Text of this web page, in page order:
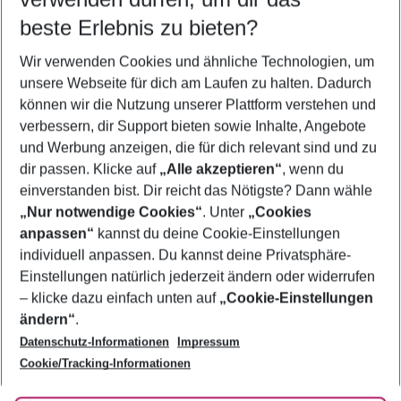
5-8 Nächte
2 Erwachsene Keine Kinder
Mehr Filter anzeigen
Footer
Footer navigation
Über uns
AGB
Bestpreisgarantie
Cookie-Einstellungen ändern
Cookie-Richtlinie
Agenturbetreuung
Barrierefreies Reisen
Folge uns
beste Erlebnis zu bieten?
Wir verwenden Cookies und ähnliche Technologien, um
unsere Webseite für dich am Laufen zu halten. Dadurch
können wir die Nutzung unserer Plattform verstehen und
verbessern, dir Support bieten sowie Inhalte, Angebote
und Werbung anzeigen, die für dich relevant sind und zu
dir passen. Klicke auf „Alle akzeptieren“, wenn du
einverstanden bist. Dir reicht das Nötigste? Dann wähle
„Nur notwendige Cookies“. Unter „Cookies
anpassen“ kannst du deine Cookie-Einstellungen
individuell anpassen. Du kannst deine Privatsphäre-
Einstellungen natürlich jederzeit ändern oder widerrufen
– klicke dazu einfach unten auf „Cookie-Einstellungen
ändern“.
Datenschutz-Informationen
Impressum
Cookie/Tracking-Informationen